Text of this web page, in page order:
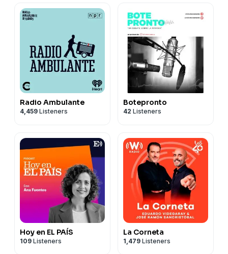
Radio Ambulante
4,459 Listeners
Botepronto
42 Listeners
Hoy en EL PAÍS
109 Listeners
La Corneta
1,479 Listeners